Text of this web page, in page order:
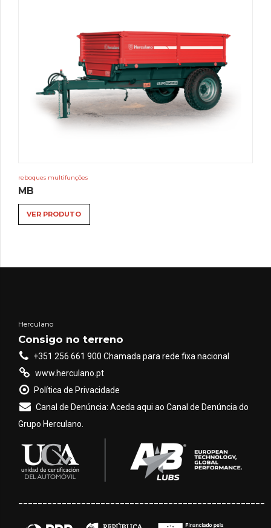
reboques multifunções
MB
VER PRODUTO
Herculano
Consigo no terreno
+351 256 661 900 Chamada para rede fixa nacional
www.herculano.pt
Política de Privacidade
Canal de Denúncia: Aceda aqui ao Canal de Denúncia do
Grupo Herculano.